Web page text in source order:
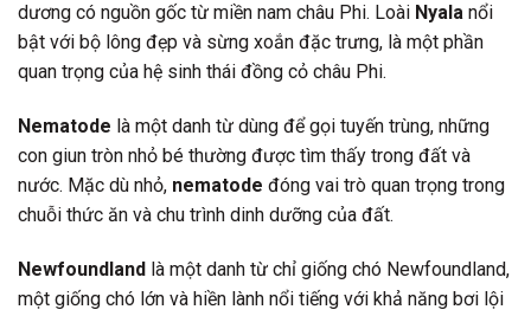
dương có nguồn gốc từ miền nam châu Phi. Loài Nyala nổi
bật với bộ lông đẹp và sừng xoắn đặc trưng, là một phần
quan trọng của hệ sinh thái đồng cỏ châu Phi.
Nematode là một danh từ dùng để gọi tuyến trùng, những
con giun tròn nhỏ bé thường được tìm thấy trong đất và
nước. Mặc dù nhỏ, nematode đóng vai trò quan trọng trong
chuỗi thức ăn và chu trình dinh dưỡng của đất.
Newfoundland là một danh từ chỉ giống chó Newfoundland,
một giống chó lớn và hiền lành nổi tiếng với khả năng bơi lội